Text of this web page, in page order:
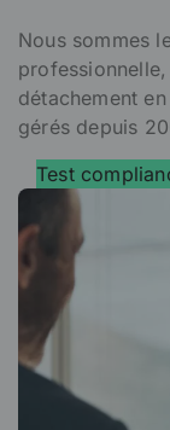
Nous sommes
détachement
gérés depuis
Test